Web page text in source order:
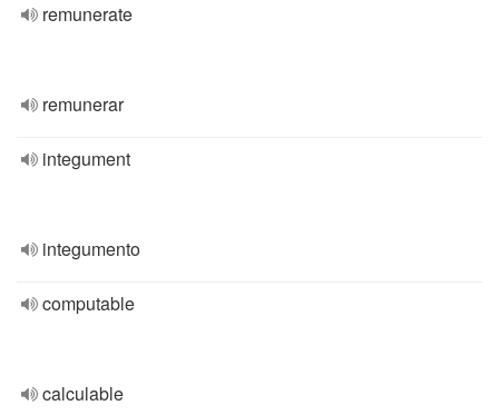
remunerate
remunerar
integument
integumento
computable
calculable